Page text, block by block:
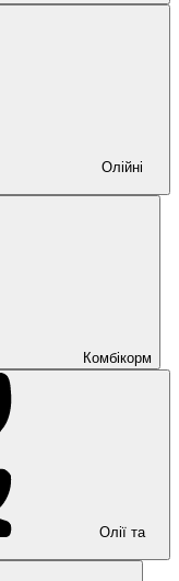
Олійні
Комбікорм
Олії та